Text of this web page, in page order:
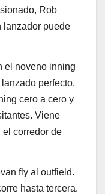
Rob
lanzador puede
el noveno inning
perfecto,
cero a cero y
Viene
el corredor de
fly al outfield.
hasta tercera.